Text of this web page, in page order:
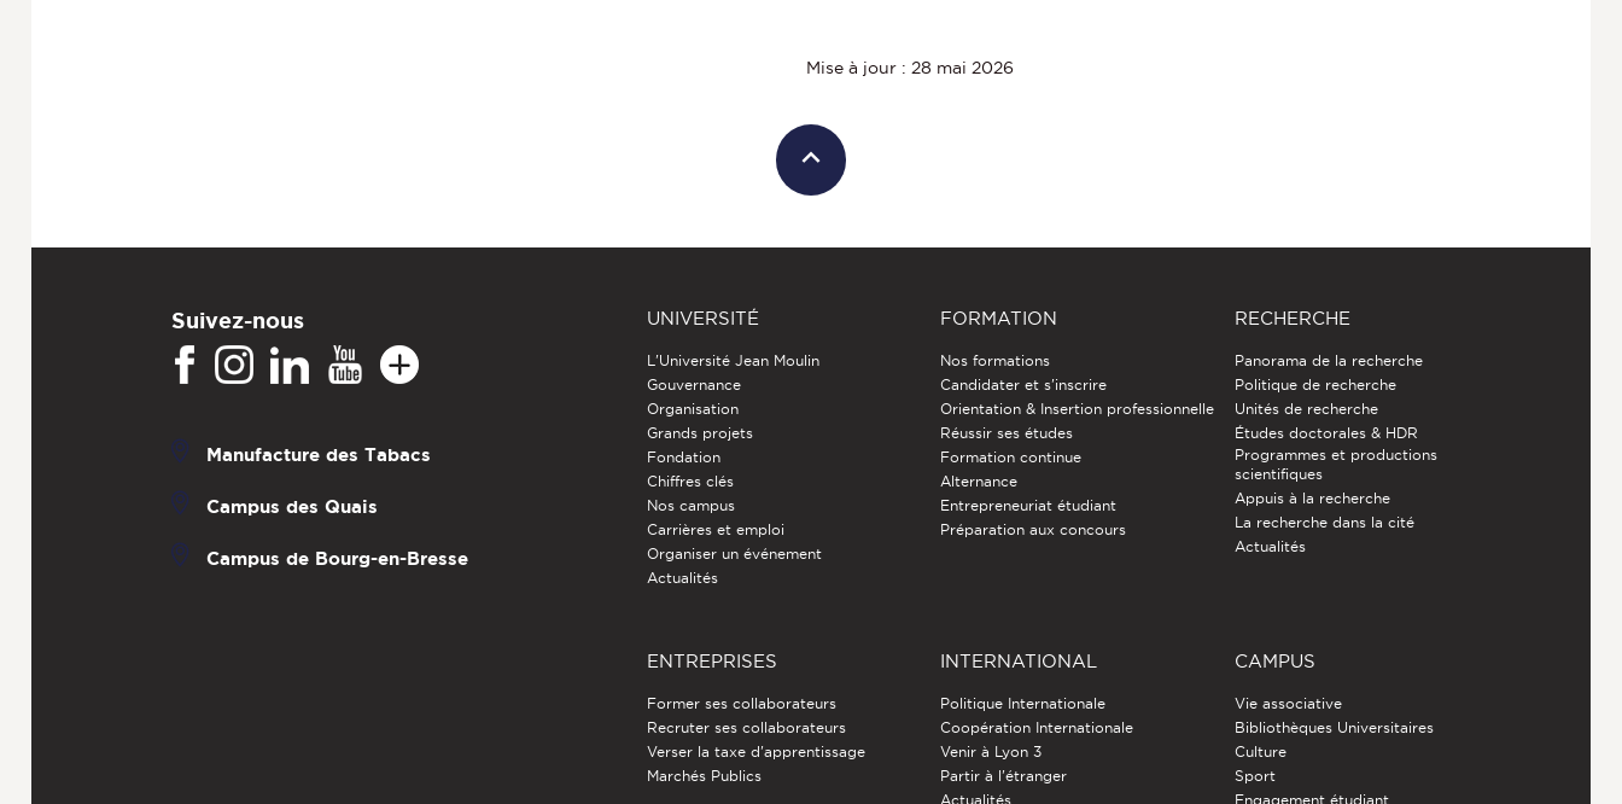
Mise à jour : 28 mai 2026
Suivez-nous
Manufacture des Tabacs
Campus des Quais
Campus de Bourg-en-Bresse
UNIVERSITÉ
L'Université Jean Moulin
Gouvernance
Organisation
Grands projets
Fondation
Chiffres clés
Nos campus
Carrières et emploi
Organiser un événement
Actualités
FORMATION
Nos formations
Candidater et s'inscrire
Orientation & Insertion professionnelle
Réussir ses études
Formation continue
Alternance
Entrepreneuriat étudiant
Préparation aux concours
RECHERCHE
Panorama de la recherche
Politique de recherche
Unités de recherche
Études doctorales & HDR
Programmes et productions
scientifiques
Appuis à la recherche
La recherche dans la cité
Actualités
ENTREPRISES
Former ses collaborateurs
Recruter ses collaborateurs
Verser la taxe d'apprentissage
Marchés Publics
INTERNATIONAL
Politique Internationale
Coopération Internationale
Venir à Lyon 3
Partir à l'étranger
Actualités
CAMPUS
Vie associative
Bibliothèques Universitaires
Culture
Sport
Engagement étudiant